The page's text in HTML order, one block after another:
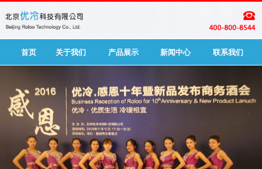
首页 关于我们 产品展示 新闻中心 联系我们